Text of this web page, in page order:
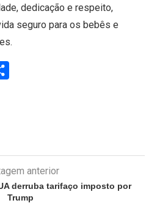
dedicação e respeito,
seguro para os bebês e
anterior
derruba tarifaço imposto por
Trump